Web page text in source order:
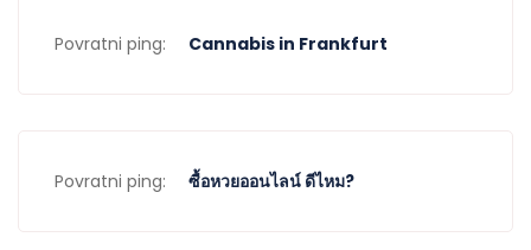
Povratni ping: Cannabis in Frankfurt
Povratni ping: ซื้อหวยออนไลน์ ดีไหม?